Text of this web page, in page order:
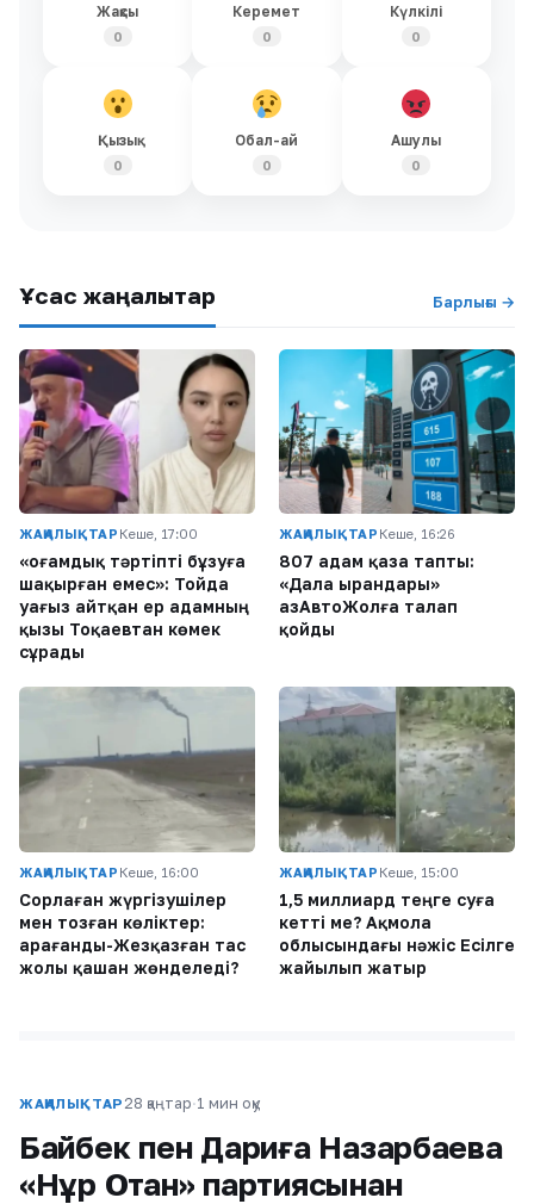
Жақсы
0
Керемет
0
Күлкілі
0
Қызық
0
Обал-ай
0
Ашулы
0
Ұқсас жаңалықтар Барлығы →
ЖАҢАЛЫҚТАР Кеше, 17:00
«Қоғамдық тәртіпті бұзуға
шақырған емес»: Тойда
уағыз айтқан ер адамның
қызы Тоқаевтан көмек
сұрады
ЖАҢАЛЫҚТАР Кеше, 16:26
807 адам қаза тапты:
«Дала Қырандары»
ҚазАвтоЖолға талап
қойды
ЖАҢАЛЫҚТАР Кеше, 16:00
Сорлаған жүргізушілер
мен тозған көліктер:
Қарағанды-Жезқазған тас
жолы қашан жөнделеді?
ЖАҢАЛЫҚТАР Кеше, 15:00
1,5 миллиард теңге суға
кетті ме? Ақмола
облысындағы нәжіс Есілге
жайылып жатыр
ЖАҢАЛЫҚТАР 28 қаңтар·1 мин оқу
Байбек пен Дариға Назарбаева
«Нұр Отан» партиясынан